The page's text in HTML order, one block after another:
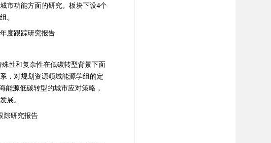
市功能方面的研究。板块下设4个
。
度跟踪研究报告
性和复杂性在低碳转型背景下面
，对规划资源领域能源学组的定
能源低碳转型的城市应对策略，
展。
踪研究报告